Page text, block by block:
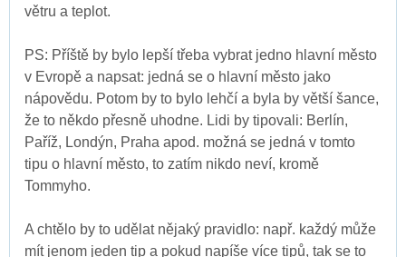
větru a teplot.
PS: Příště by bylo lepší třeba vybrat jedno hlavní město
v Evropě a napsat: jedná se o hlavní město jako
nápovědu. Potom by to bylo lehčí a byla by větší šance,
že to někdo přesně uhodne. Lidi by tipovali: Berlín,
Paříž, Londýn, Praha apod. možná se jedná v tomto
tipu o hlavní město, to zatím nikdo neví, kromě
Tommyho.
A chtělo by to udělat nějaký pravidlo: např. každý může
mít jenom jeden tip a pokud napíše více tipů, tak se to